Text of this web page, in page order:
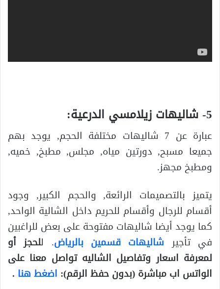
5- شاليهات زيلامسي الدرعية:
عبارة عن 7 شاليهات مختلفة الحجم, يوجد بهم
جميعا مسبح, دورتين مياه, مجلس, مطبخ, خميه,
ومطبخ مجهز.
يتميز بالتصميمات الرائعة, والحجم الكبير, وجود
أقسام للرجال وأقسام للحريم داخل الشالية الواحد,
كما يوجد أيضا شاليهات مفتوحة على بعض للراغبين
في تأجير شاليهات قسمين بالرياض. للحجز أو
لمعرفة اسعار وتفاصيل الشاليه تواصل معنا على
الواتس اب مباشرة (بدون حفظ الرقم): اضغط هنا .